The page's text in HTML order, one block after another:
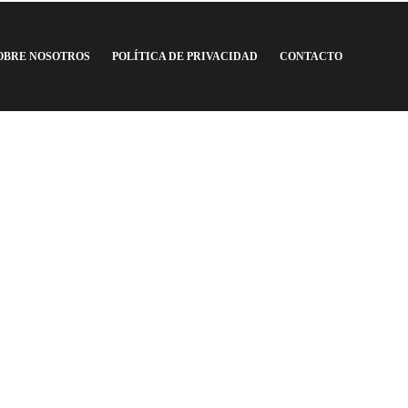
NOSOTROS POLÍTICA DE PRIVACIDAD CONTACTO